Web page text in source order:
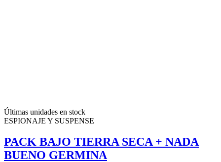
Últimas unidades en stock
ESPIONAJE Y SUSPENSE
PACK BAJO TIERRA SECA + NADA
BUENO GERMINA